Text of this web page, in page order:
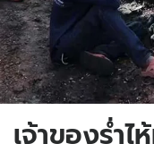
เจ้าของร่ำไ